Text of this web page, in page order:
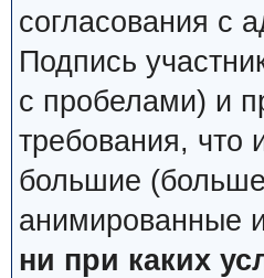
согласования с
Подпись
с пробелами) и
требования,
большие
анимированные
ни при каких